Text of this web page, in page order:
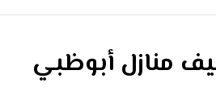
منازل أبوظبي